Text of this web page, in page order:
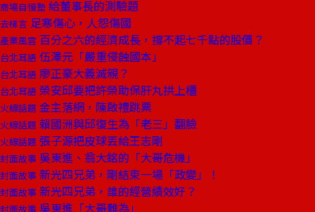
商場自慢塾 給董事長的測驗題
去梯言 足寒傷心，人怨傷國
產業風雲 百分之六的經濟成長，撐不起七千點的股價？
台北耳語 伍澤元「嚴重侵蝕國本」
台北耳語 廖正豪大義滅親？
台北耳語 榮安邱要把許榮助保肝丸拱上櫃
火線話題 金主落網，陳啟禮跳票
火線話題 賴國洲與邱復生為「老三」翻臉
火線話題 張子源把皮球丟給王志剛
封面故事 吳東進、翁大銘的「大哥危機」
封面故事 新光四兄弟，剛結束一場「政變」！
封面故事 新光四兄弟，誰的經營績效好？
封面故事 吳東進「大哥難為」